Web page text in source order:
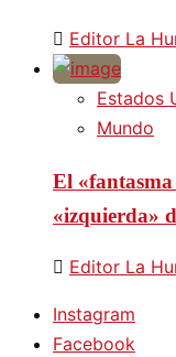
Editor La
Estados
Mundo
El «fantasma
«izquierda»
Editor La
Instagram
Facebook